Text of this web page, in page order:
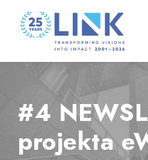
#4
projekta